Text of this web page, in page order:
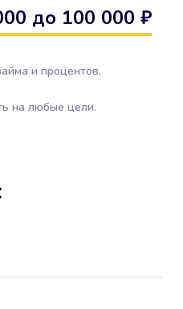
до 100 000 ₽
и процентов.
на любые цели.